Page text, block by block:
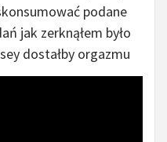
podane
jak zerknąłem było
dostałby orgazmu